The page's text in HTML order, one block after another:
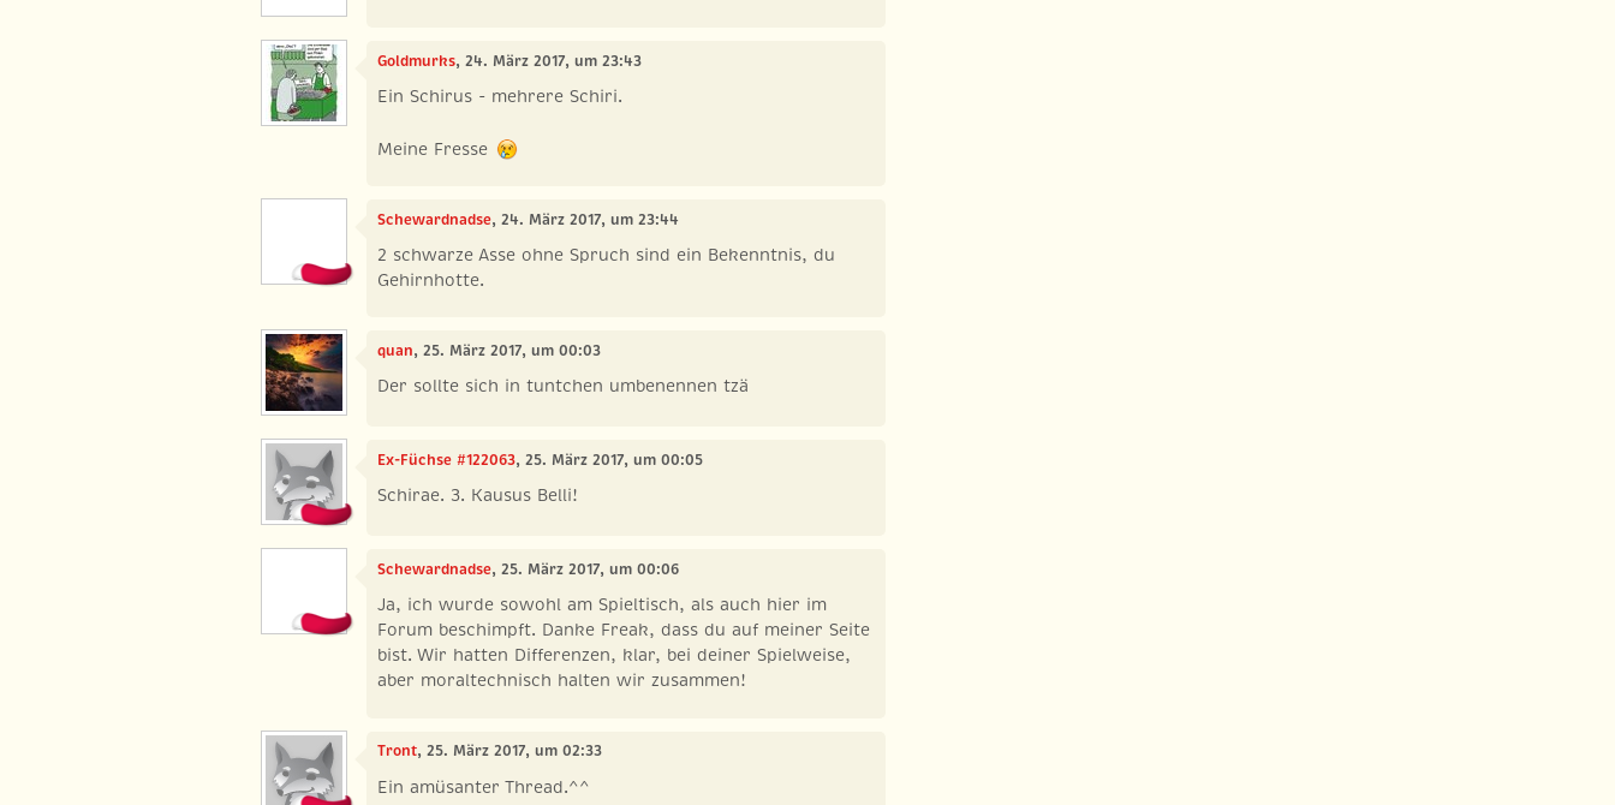
Goldmurks, 24. März 2017, um 23:43
Ein Schirus - mehrere Schiri.
Meine Fresse
Schewardnadse, 24. März 2017, um 23:44
2 schwarze Asse ohne Spruch sind ein Bekenntnis, du
Gehirnhotte.
quan, 25. März 2017, um 00:03
Der sollte sich in tuntchen umbenennen tzä
Ex-Füchse #122063, 25. März 2017, um 00:05
Schirae. 3. Kausus Belli!
Schewardnadse, 25. März 2017, um 00:06
Ja, ich wurde sowohl am Spieltisch, als auch hier im
Forum beschimpft. Danke Freak, dass du auf meiner Seite
bist. Wir hatten Differenzen, klar, bei deiner Spielweise,
aber moraltechnisch halten wir zusammen!
Tront, 25. März 2017, um 02:33
Ein amüsanter Thread.^^